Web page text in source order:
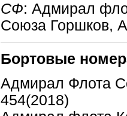
СФ: Адмирал
Союза Горшков,
Бортовые
Адмирал Флота
454(2018)